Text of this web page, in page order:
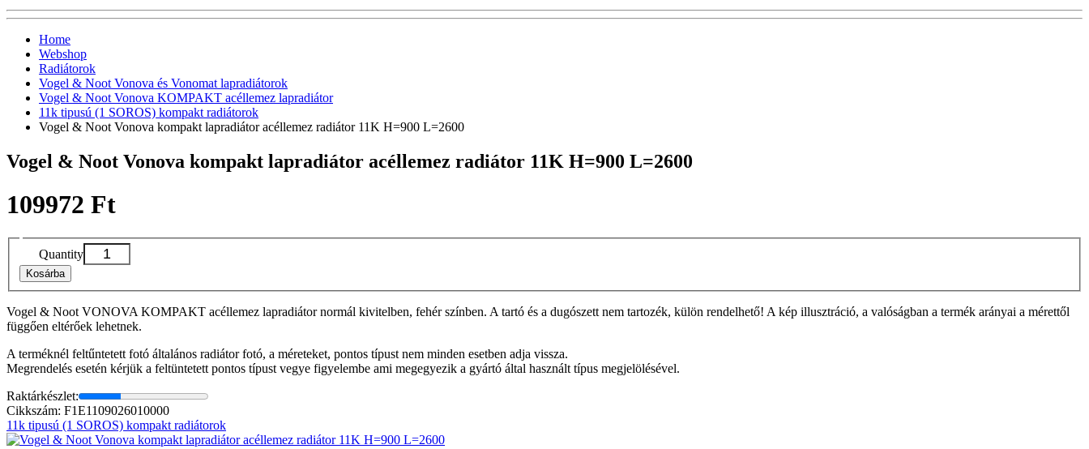
Home
Webshop
Radiátorok
Vogel & Noot Vonova és Vonomat lapradiátorok
Vogel & Noot Vonova KOMPAKT acéllemez lapradiátor
11k tipusú (1 SOROS) kompakt radiátorok
Vogel & Noot Vonova kompakt lapradiátor acéllemez radiátor 11K H=900 L=2600
Vogel & Noot Vonova kompakt lapradiátor acéllemez radiátor 11K H=900 L=2600
109972 Ft
Quantity
Kosárba
Vogel & Noot VONOVA KOMPAKT acéllemez lapradiátor normál kivitelben, fehér színben. A tartó és a dugószett nem tartozék, külön rendelhető! A kép illusztráció, a valóságban a termék arányai a mérettől
függően eltérőek lehetnek.
A terméknél feltűntetett fotó általános radiátor fotó, a méreteket, pontos típust nem minden esetben adja vissza.
Megrendelés esetén kérjük a feltüntetett pontos típust vegye figyelembe ami megegyezik a gyártó által használt típus megjelölésével.
Raktárkészlet:
Cikkszám: F1E1109026010000
11k tipusú (1 SOROS) kompakt radiátorok